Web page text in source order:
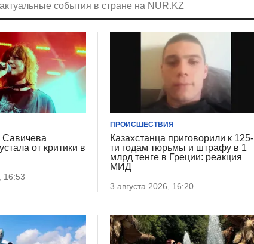
события в стране на NUR.KZ
Савичева
от критики в
16:53
ПРОИСШЕСТВИЯ
Казахстанца приговорили к 125-
ти годам тюрьмы и штрафу в 1
млрд тенге в Греции: реакция
МИД
3 августа 2026, 16:20